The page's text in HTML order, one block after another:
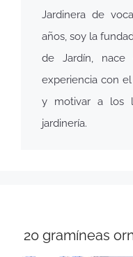
Jardinera de
años, soy la
de Jardín,
experiencia con
y motivar a los
jardinería.
20 gramíneas